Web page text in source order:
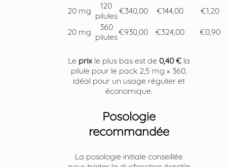
20 mg
120
pilules€340,00 €144,00 €1,20
20 mg
360
pilules€930,00 €324,00 €0,90
Le prix le plus bas est de 0,40 € la
pilule pour le pack 2,5 mg × 360,
idéal pour un usage régulier et
économique.
Posologie
recommandée
La posologie initiale conseillée